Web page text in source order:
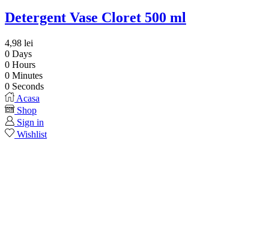
Detergent Vase Cloret 500 ml
4,98 lei
0 Days
0 Hours
0 Minutes
0 Seconds
Acasa
Shop
Sign in
Wishlist